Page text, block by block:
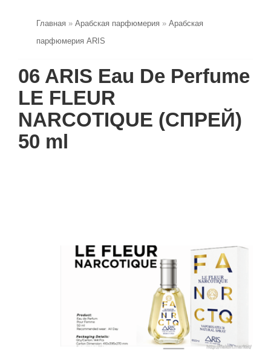
Главная » Арабская парфюмерия » Арабская
парфюмерия ARIS
06 ARIS Eau De Perfume
LE FLEUR
NARCOTIQUE (СПРЕЙ)
50 ml